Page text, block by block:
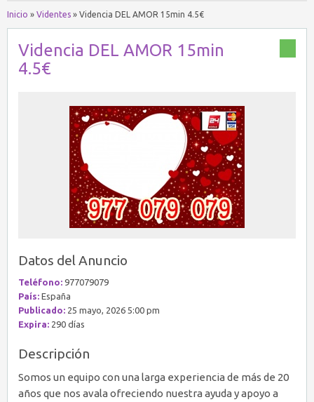
Inicio » Videntes » Videncia DEL AMOR 15min 4.5€
Videncia DEL AMOR 15min
4.5€
Datos del Anuncio
Teléfono: 977079079
País: España
Publicado: 25 mayo, 2026 5:00 pm
Expira: 290 días
Descripción
Somos un equipo con una larga experiencia de más de 20
años que nos avala ofreciendo nuestra ayuda y apoyo a